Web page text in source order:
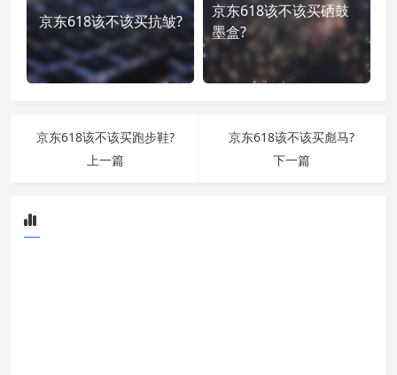
京东618该不该买抗皱?
京东618该不该买硒鼓
墨盒?
京东618该不该买跑步鞋?
上一篇
京东618该不该买彪马?
下一篇